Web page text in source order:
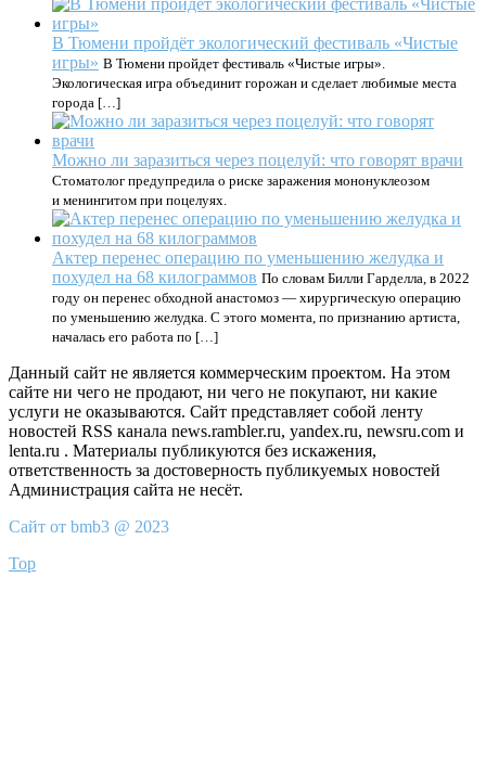
В Тюмени пройдёт экологический фестиваль «Чистые
игры» В Тюмени пройдет фестиваль «Чистые игры».
Экологическая игра объединит горожан и сделает любимые места
города […]
Можно ли заразиться через поцелуй: что говорят врачи
Стоматолог предупредила о риске заражения мононуклеозом
и менингитом при поцелуях.
Актер перенес операцию по уменьшению желудка и
похудел на 68 килограммов По словам Билли Гарделла, в 2022
году он перенес обходной анастомоз — хирургическую операцию
по уменьшению желудка. С этого момента, по признанию артиста,
началась его работа по […]
Данный сайт не является коммерческим проектом. На этом
сайте ни чего не продают, ни чего не покупают, ни какие
услуги не оказываются. Сайт представляет собой ленту
новостей RSS канала news.rambler.ru, yandex.ru, newsru.com и
lenta.ru . Материалы публикуются без искажения,
ответственность за достоверность публикуемых новостей
Администрация сайта не несёт.
Сайт от bmb3 @ 2023
Top